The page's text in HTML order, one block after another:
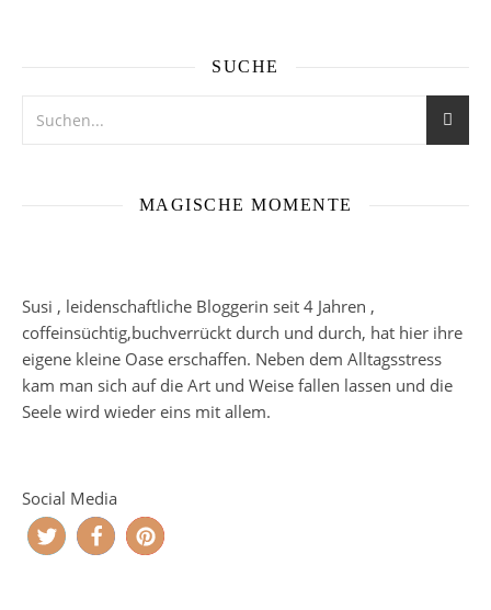
SUCHE
MAGISCHE MOMENTE
Susi , leidenschaftliche Bloggerin seit 4 Jahren ,
coffeinsüchtig,buchverrückt durch und durch, hat hier ihre
eigene kleine Oase erschaffen. Neben dem Alltagsstress
kam man sich auf die Art und Weise fallen lassen und die
Seele wird wieder eins mit allem.
Social Media